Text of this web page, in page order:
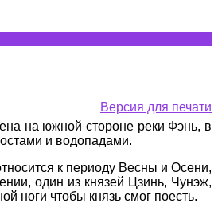
Версия для печати
на южной стороне реки Фэнь, в
и водопадами.
к периоду Весны и Осени,
один из князей Цзинь, Чунэж,
ноги чтобы князь смог поесть.